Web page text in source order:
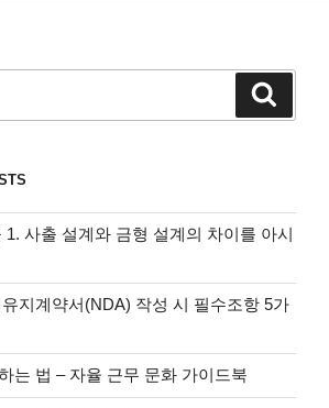
1. 사출 설계와 금형 설계의 차이를 아시
지계약서(NDA) 작성 시 필수조항 5가
는 법 – 자율 근무 문화 가이드북